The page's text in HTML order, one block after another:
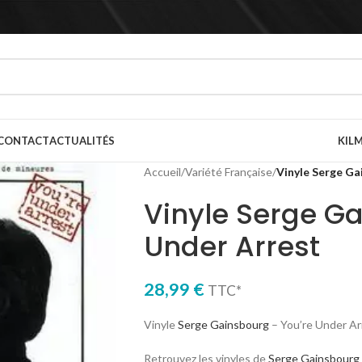
ACTUALITÉS
Accueil/Variété Française/Vinyle Serge
Vinyle Serge
Under Arrest
28,99 € TTC*
VinyleSerge Gainsbourg– You’re Under
Retrouvez les vinyles deSerge Gainsbourg